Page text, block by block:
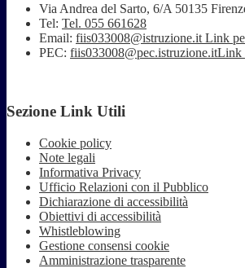
Via Andrea del Sarto, 6/A 50135
Tel: Tel. 055 661628
Email: fiis033008@istruzione.it Link
PEC: fiis033008@pec.istruzione.itLink
Sezione Link Utili
Cookie policy
Note legali
Informativa Privacy
Ufficio Relazioni con il Pubblico
Dichiarazione di accessibilità
Obiettivi di accessibilità
Whistleblowing
Gestione consensi cookie
Amministrazione trasparente